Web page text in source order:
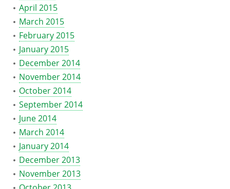
April 2015
March 2015
February 2015
January 2015
December 2014
November 2014
October 2014
September 2014
June 2014
March 2014
January 2014
December 2013
November 2013